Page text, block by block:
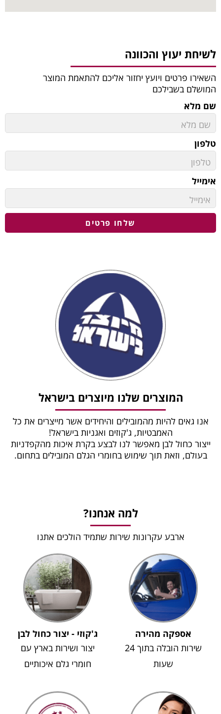
לשיחת יעוץ והכוונה
השאירו פרטים ויועץ יחזור אליכם להתאמת המוצר
המושלם בשבילכם
שם מלא
טלפון
אימייל
שלחו פרטים
המוצרים שלנו מיוצרים בישראל
אנו גאים להיות מהמובילים והיחידים אשר מייצרים את כל
האמבטיות, ג'קוזים ואגניות בישראל!
ייצור כחול לבן מאפשר לנו לבצע בקרת איכות מהקפדניות
בעולם, וזאת תוך שימוש בחומרי הגלם המובילים בתחום.
למה אנחנו?
ארבע עקרונות שירות שתמיד הולכים אתנו
אספקה מהירה
שירות הובלה בתוך 24
שעות
ג'קוזי - יצור כחול לבן
יצור ושירות בארץ עם
חומרי גלם איכותיים